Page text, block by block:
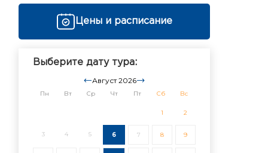
Цены и расписание
Выберите дату тура:
Август 2026
Пн Вт Ср Чт Пт Сб Вс
1 2
3 4 5 6 7 8 9